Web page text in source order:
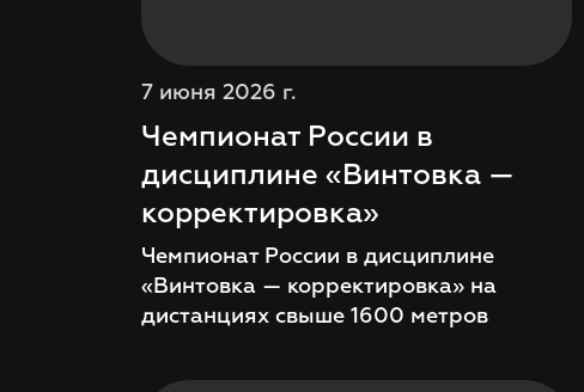
7 июня 2026 г.
Чемпионат России в
дисциплине «Винтовка —
корректировка»
Чемпионат России в дисциплине
«Винтовка — корректировка» на
дистанциях свыше 1600 метров